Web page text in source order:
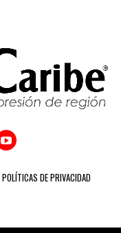
POLÍTICAS DE PRIVACIDAD